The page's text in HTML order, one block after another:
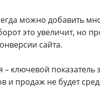
можно добавить
это увеличит, но
сайта.
– ключевой
и продаж не будет